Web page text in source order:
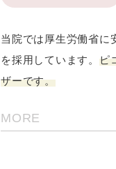
当院では厚生労働省に
を採用しています。 ピ
ザーです。
MORE